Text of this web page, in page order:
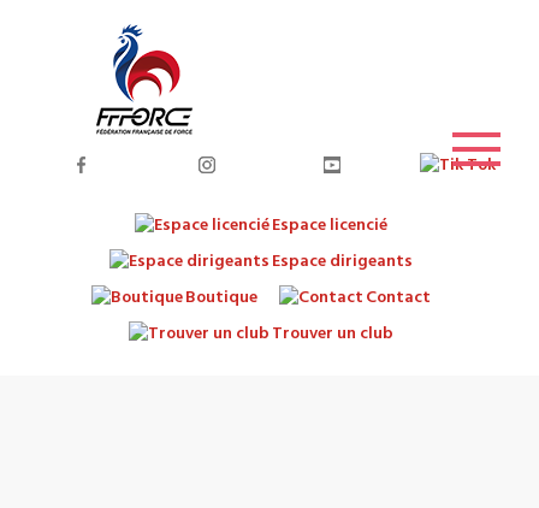
Espace licencié
Espace dirigeants
Boutique
Contact
Trouver un club